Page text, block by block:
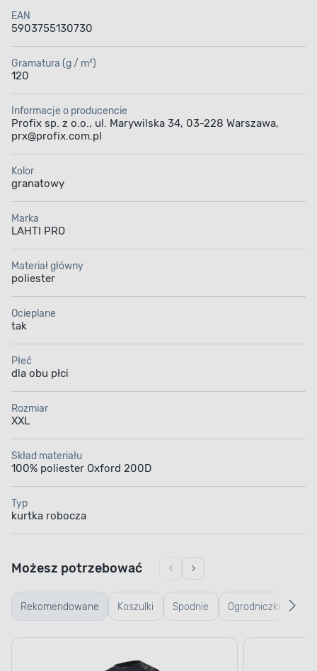
EAN
5903755130730
Gramatura (g / m²)
120
Informacje o producencie
Profix sp. z o.o., ul. Marywilska 34, 03-228 Warszawa,
prx@profix.com.pl
Kolor
granatowy
Marka
LAHTI PRO
Materiał główny
poliester
Ocieplane
tak
Płeć
dla obu płci
Rozmiar
XXL
Skład materiału
100% poliester Oxford 200D
Typ
kurtka robocza
Rekomendowane Koszulki
robocze
Spodnie
robocze
Ogrodniczki
Możesz potrzebować